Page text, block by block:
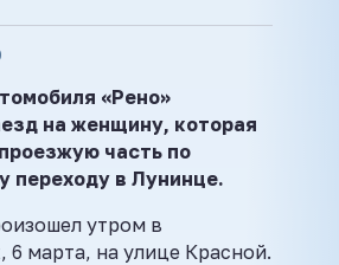
«Рено»
на женщину, которая
часть по
переходу в Лунинце.
утром в
6 марта, на улице Красной.